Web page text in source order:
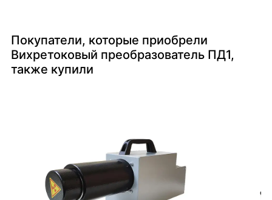
Покупатели, которые приобрели
Вихретоковый преобразователь ПД1,
также купили